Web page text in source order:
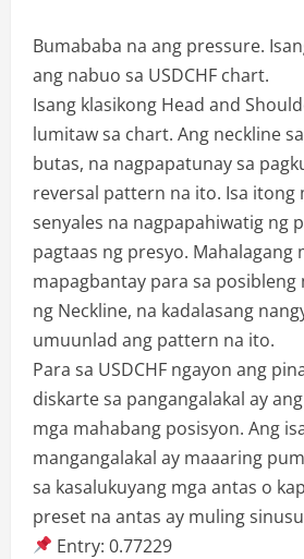
Bumababa na ang pressure.
ang nabuo sa USDCHF chart.
Isang klasikong Head and
lumitaw sa chart. Ang neckline
butas, na nagpapatunay sa
reversal pattern na ito. Isa itong
senyales na nagpapahiwatig ng
pagtaas ng presyo. Mahalagang
mapagbantay para sa
ng Neckline, na kadalasang
umuunlad ang pattern na ito.
Para sa USDCHF ngayon ang
diskarte sa pangangalakal ay
mga mahabang posisyon. Ang
mangangalakal ay maaaring
sa kasalukuyang mga antas o
preset na antas ay muling
Entry: 0.77229